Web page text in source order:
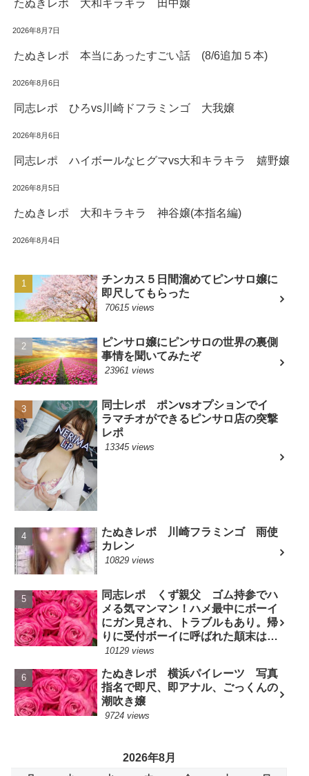
たぬきレポ 大和キラキラ 田中嬢
2026年8月7日
たぬきレポ 本当にあったすごい話 (8/6追加５本)
2026年8月6日
同志レポ ひろvs川崎ドフラミンゴ 大我嬢
2026年8月6日
同志レポ ハイボールなヒグマvs大和キラキラ 嬉野嬢
2026年8月5日
たぬきレポ 大和キラキラ 神谷嬢(本指名編)
2026年8月4日
チンカス５日間溜めてピンサロ嬢に
即尺してもらった
70615 views
ピンサロ嬢にピンサロの世界の裏側
事情を聞いてみたぞ
23961 views
同士レポ ポンvsオプションでイ
ラマチオができるピンサロ店の突撃
レポ
13345 views
たぬきレポ 川崎フラミンゴ 雨使
カレン
10829 views
同志レポ くず親父 ゴム持参でハ
メる気マンマン！ハメ最中にボーイ
にガン見され、トラブルもあり。帰
りに受付ボーイに呼ばれた顛末は？
(7/10現役嬢)
10129 views
たぬきレポ 横浜パイレーツ 写真
指名で即尺、即アナル、ごっくんの
潮吹き嬢
9724 views
2026年8月